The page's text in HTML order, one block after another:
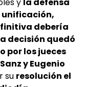
unificación,
debería
decisión quedó
por los jueces
y Eugenio
su resolución el